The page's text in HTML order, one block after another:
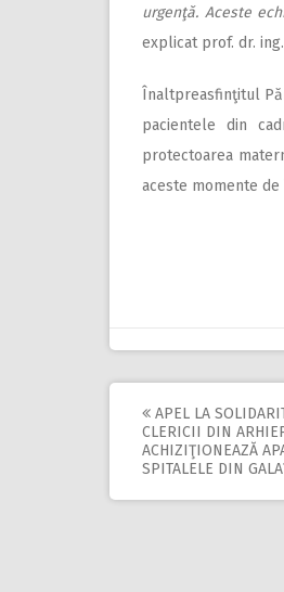
urgenţă. Aceste
explicat prof. dr.
Înaltpreasfinţitul
pacientele din
protectoarea
aceste momente de
Post
APEL LA
CLERICII DIN
ACHIZIŢIONEAZĂ
SPITALELE DIN